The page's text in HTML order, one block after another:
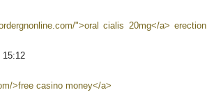
">oral cialis 20mg</a> erection
15:12
>free casino money</a>